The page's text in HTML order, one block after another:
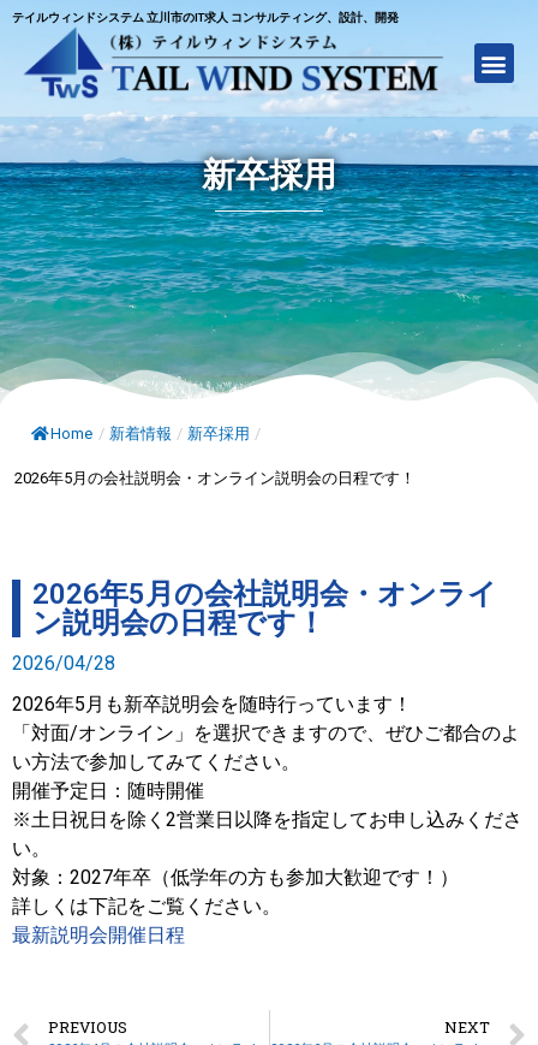
テイルウィンドシステム 立川市のIT求人 コンサルティング、設計、開発
新卒採用
Home / 新着情報 / 新卒採用 /
2026年5月の会社説明会・オンライン説明会の日程です！
2026年5月の会社説明会・オンライ
ン説明会の日程です！
2026/04/28
2026年5月も新卒説明会を随時行っています！
「対面/オンライン」を選択できますので、ぜひご都合のよ
い方法で参加してみてください。
開催予定日：随時開催
※土日祝日を除く2営業日以降を指定してお申し込みくださ
い。
対象：2027年卒（低学年の方も参加大歓迎です！）
詳しくは下記をご覧ください。
最新説明会開催日程
PREVIOUS NEXT